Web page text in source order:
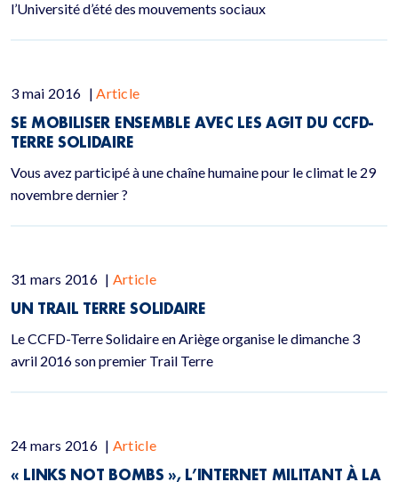
l’Université d’été des mouvements sociaux
3 mai 2016 | Article
SE MOBILISER ENSEMBLE AVEC LES AGIT DU CCFD-
TERRE SOLIDAIRE
Vous avez participé à une chaîne humaine pour le climat le 29
novembre dernier ?
31 mars 2016 | Article
UN TRAIL TERRE SOLIDAIRE
Le CCFD-Terre Solidaire en Ariège organise le dimanche 3
avril 2016 son premier Trail Terre
24 mars 2016 | Article
« LINKS NOT BOMBS », L’INTERNET MILITANT À LA